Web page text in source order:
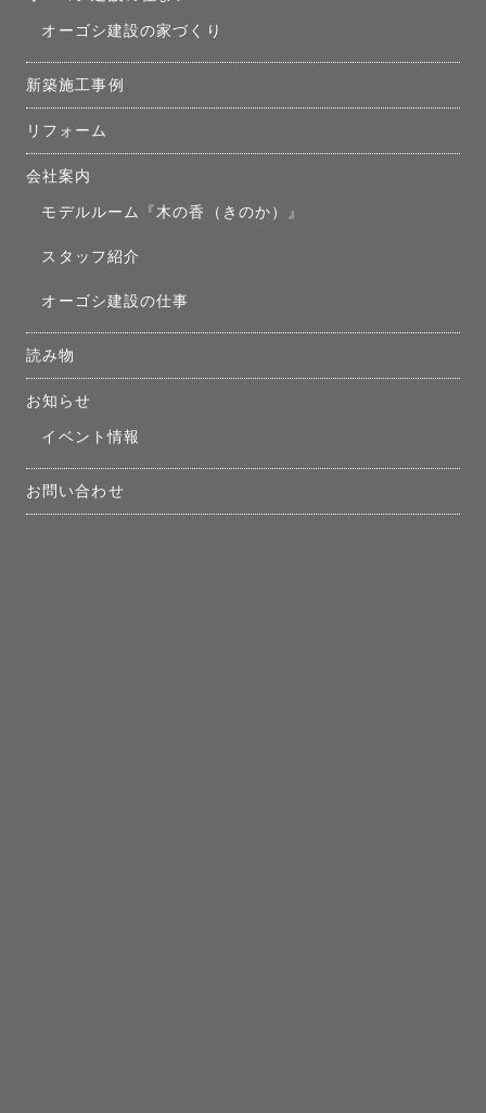
オーゴシ建設の家づくり
新築施工事例
リフォーム
会社案内
モデルルーム『木の香（きのか）』
スタッフ紹介
オーゴシ建設の仕事
読み物
お知らせ
イベント情報
お問い合わせ